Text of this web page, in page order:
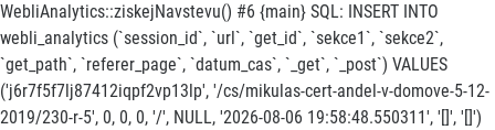
WebliAnalytics::ziskejNavstevu() #6 {main} SQL: INSERT INTO
webli_analytics (`session_id`, `url`, `get_id`, `sekce1`, `sekce2`,
`get_path`, `referer_page`, `datum_cas`, `_get`, `_post`) VALUES
('j6r7f5f7lj87412iqpf2vp13lp', '/cs/mikulas-cert-andel-v-domove-5-12-
2019/230-r-5', 0, 0, 0, '/', NULL, '2026-08-06 19:58:48.550311', '[]', '[]')